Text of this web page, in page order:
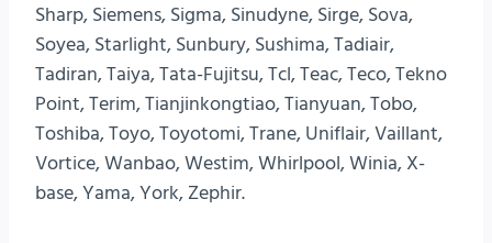
Sharp, Siemens, Sigma, Sinudyne, Sirge, Sova,
Soyea, Starlight, Sunbury, Sushima, Tadiair,
Tadiran, Taiya, Tata-Fujitsu, Tcl, Teac, Teco, Tekno
Point, Terim, Tianjinkongtiao, Tianyuan, Tobo,
Toshiba, Toyo, Toyotomi, Trane, Uniflair, Vaillant,
Vortice, Wanbao, Westim, Whirlpool, Winia, X-
base, Yama, York, Zephir.